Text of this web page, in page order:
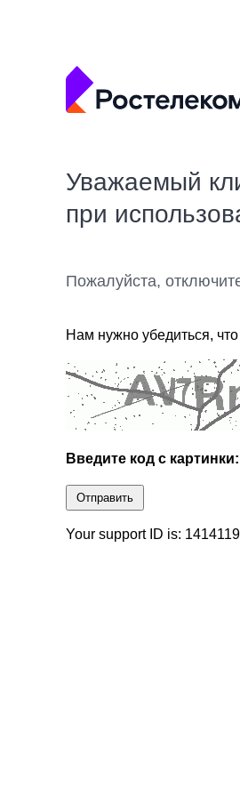
Уважаемый
при
Пожалуйста,
Нам нужно убедиться,
Введите код с картинки:
Отправить
Your support ID is: